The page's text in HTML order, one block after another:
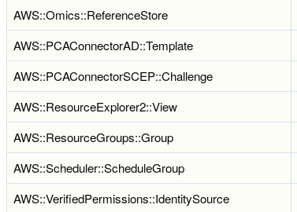
AWS::Omics::ReferenceStore
AWS::PCAConnectorAD::Template
AWS::PCAConnectorSCEP::Challenge
AWS::ResourceExplorer2::View
AWS::ResourceGroups::Group
AWS::Scheduler::ScheduleGroup
AWS::VerifiedPermissions::IdentitySource